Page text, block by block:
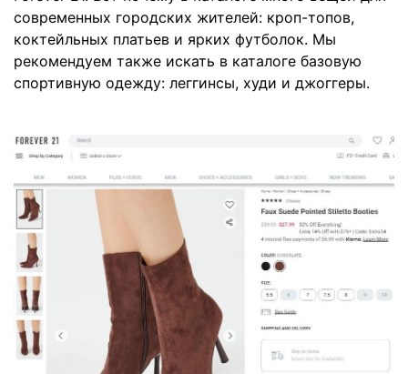
современных городских жителей: кроп-топов,
коктейльных платьев и ярких футболок. Мы
рекомендуем также искать в каталоге базовую
спортивную одежду: леггинсы, худи и джоггеры.